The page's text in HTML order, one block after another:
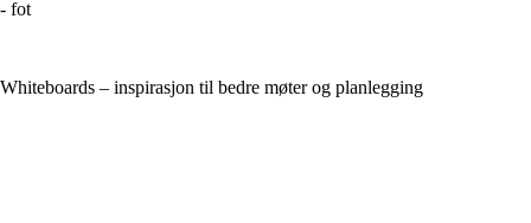
- fot
Whiteboards – inspirasjon til bedre møter og planlegging